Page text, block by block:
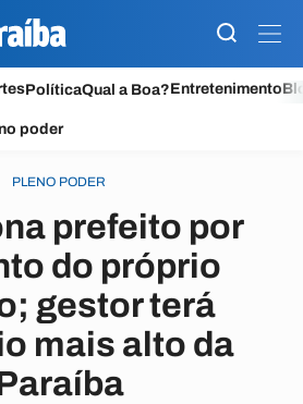
PolíticaQual a Boa?Entretenimento
poder
PLENO PODER
prefeito por
do próprio
gestor terá
mais alto da